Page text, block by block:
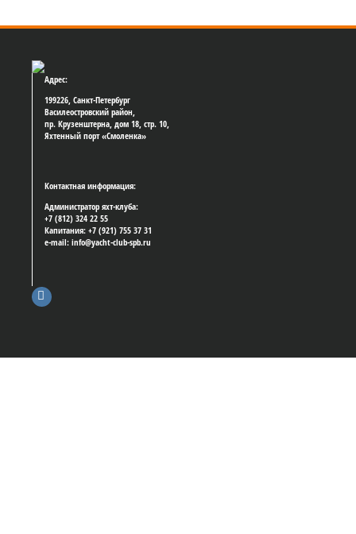
Адрес:
199226, Санкт-Петербург
Василеостровский район,
пр. Крузенштерна, дом 18, стр. 10,
Яхтенный порт «Смоленка»
Контактная информация:
Администратор яхт-клуба:
+7 (812) 324 22 55
Капитания: +7 (921) 755 37 31
e-mail: info@yacht-club-spb.ru